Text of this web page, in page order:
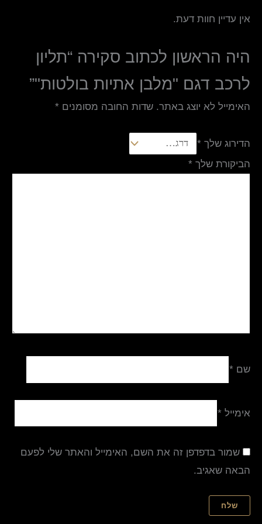
אין עדיין חוות דעת.
היה הראשון לכתוב סקירה “תליון
לרכב דגם "מלבן אתיות בולטות"”
האימייל לא יוצג באתר. שדות החובה מסומנים *
הדירוג שלך *
הביקורת שלך *
שם *
אימייל *
שמור בדפדפן זה את השם, האימייל והאתר שלי לפעם
הבאה שאגיב.